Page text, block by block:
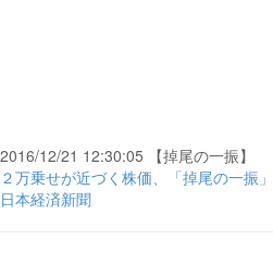
2016/12/21 12:30:05 【掉尾の一振】
２万乗せが近づく株価、「掉尾の一振
日本経済新聞